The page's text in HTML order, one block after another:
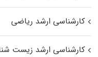
کارشناسی ارشد ریاضی
کارشناسی ارشد زیست‌